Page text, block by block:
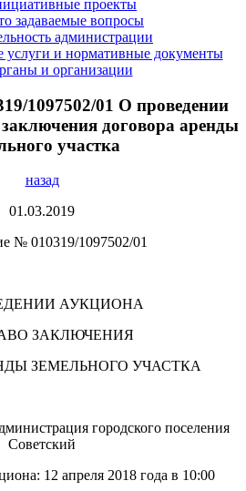
проекты
задаваемые вопросы
администрации
и нормативные документы
и организации
1097502/01 О проведении
договора аренды
участка
назад
01.03.2019
№ 010319/1097502/01
АУКЦИОНА
ЗАКЛЮЧЕНИЯ
ЗЕМЕЛЬНОГО УЧАСТКА
городского поселения
Советский
12 апреля 2018 года в 10:00